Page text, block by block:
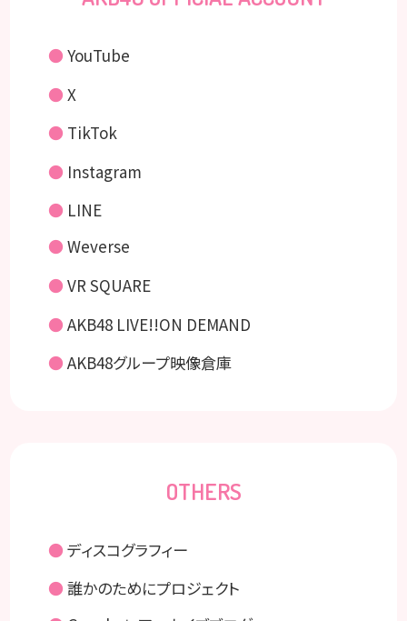
● YouTube
● X
● TikTok
● Instagram
● LINE
● Weverse
● VR SQUARE
● AKB48 LIVE!!ON DEMAND
● AKB48グループ映像倉庫
OTHERS
● ディスコグラフィー
● 誰かのためにプロジェクト